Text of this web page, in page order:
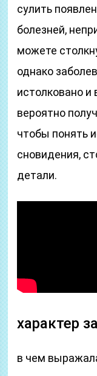
сулить
болезней,
можете
однако
истолковано
вероятно
чтобы понять
сновидения,
детали.
характер
в чем